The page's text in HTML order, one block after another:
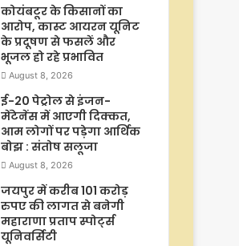
कोयंबटूर के किसानों का
आरोप, कास्ट आयरन यूनिट
के प्रदूषण से फसलें और
भूजल हो रहे प्रभावित
August 8, 2026
ई-20 पेट्रोल से इंजन-
मेंटेनेंस में आएगी दिक्कत,
आम लोगों पर पड़ेगा आर्थिक
बोझ : संतोष सलूजा
August 8, 2026
जयपुर में करीब 101 करोड़
रुपए की लागत से बनेगी
महाराणा प्रताप स्पोर्ट्स
यूनिवर्सिटी